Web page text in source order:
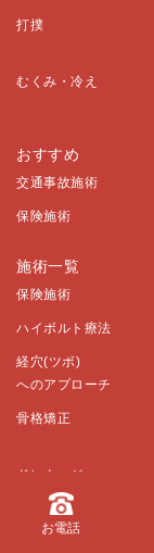
打撲
むくみ・冷え
おすすめ
交通事故施術
保険施術
施術一覧
保険施術
ハイボルト療法
経穴(ツボ)
へのアプローチ
骨格矯正
ドレナージュ
(EHD・DPL)
温熱療法
お電話